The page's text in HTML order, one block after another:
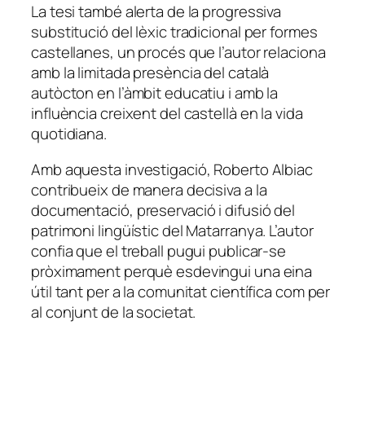
La tesi també alerta de la progressiva
substitució del lèxic tradicional per formes
castellanes, un procés que l’autor relaciona
amb la limitada presència del català
autòcton en l’àmbit educatiu i amb la
influència creixent del castellà en la vida
quotidiana.
Amb aquesta investigació, Roberto Albiac
contribueix de manera decisiva a la
documentació, preservació i difusió del
patrimoni lingüístic del Matarranya. L’autor
confia que el treball pugui publicar-se
pròximament perquè esdevingui una eina
útil tant per a la comunitat científica com per
al conjunt de la societat.